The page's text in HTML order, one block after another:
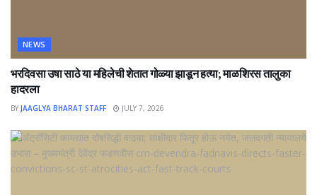
NEWS
भरदिवसा उषा साठे या महिलेची शेतात गोळ्या झाडून हत्या; माळशिरस तालुका
हादरला
BY JAAGLYA BHARAT STAFF JULY 7, 2026